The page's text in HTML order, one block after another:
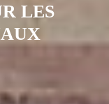
LES
Xpage Tiktok
Notre page